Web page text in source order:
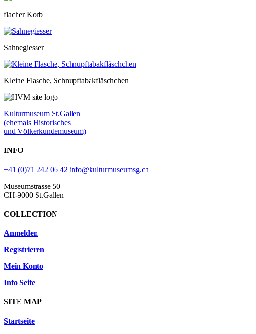
flacher Korb
Sahnegiesser
Kleine Flasche, Schnupftabakfläschchen
Kulturmuseum St.Gallen
(ehemals Historisches
und Völkerkundemuseum)
INFO
+41 (0)71 242 06 42 info@kulturmuseumsg.ch
Museumstrasse 50
CH-9000 St.Gallen
COLLECTION
Anmelden
Registrieren
Mein Konto
Info Seite
SITE MAP
Startseite